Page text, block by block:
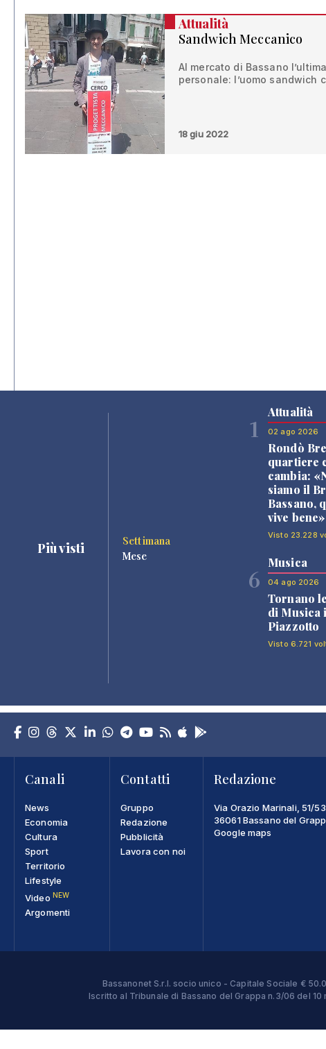
Attualità
Sandwich Meccanico
Al mercato di Bassano
personale: l’uomo sandwich
18 giu 2022
Più visti
Settimana
Mese
1
Attualità
02 ago 2026
Rondò
quartiere
cambia:
siamo il
Bassano,
vive bene»
Visto 23.228
6
Musica
04 ago 2026
Tornano
di Musica
Piazzotto
Visto 6.721
Canali
News
Economia
Cultura
Sport
Territorio
Lifestyle
Video NEW
Argomenti
Contatti
Gruppo
Redazione
Pubblicità
Lavora con noi
Redazione
Via Orazio Marinali, 51/53
36061 Bassano del
Google maps
Bassanonet S.r.l. socio unico - Capitale Sociale €
Iscritto al Tribunale di Bassano del Grappa n.3/06 del